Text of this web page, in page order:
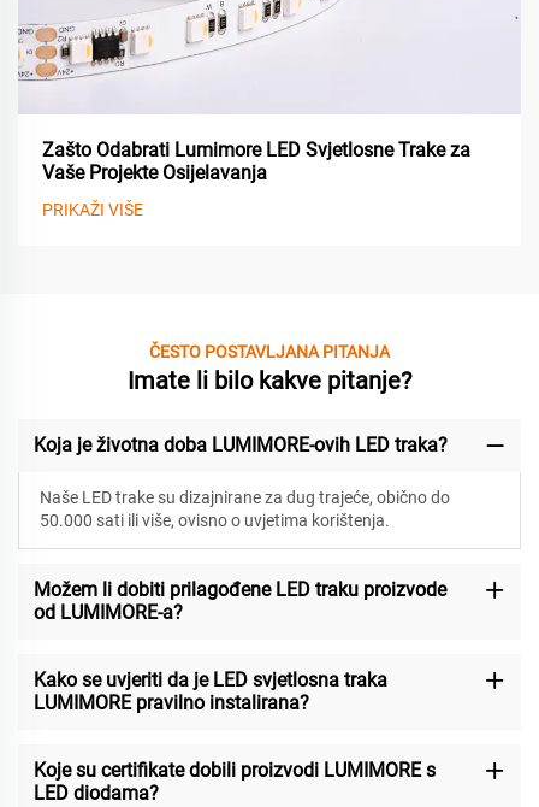
Zašto Odabrati Lumimore LED Svjetlosne Trake za
Vaše Projekte Osijelavanja
PRIKAŽI VIŠE
ČESTO POSTAVLJANA PITANJA
Imate li bilo kakve pitanje?
Koja je životna doba LUMIMORE-ovih LED traka?
Naše LED trake su dizajnirane za dug trajeće, obično do
50.000 sati ili više, ovisno o uvjetima korištenja.
Možem li dobiti prilagođene LED traku proizvode
od LUMIMORE-a?
Kako se uvjeriti da je LED svjetlosna traka
LUMIMORE pravilno instalirana?
Koje su certifikate dobili proizvodi LUMIMORE s
LED diodama?